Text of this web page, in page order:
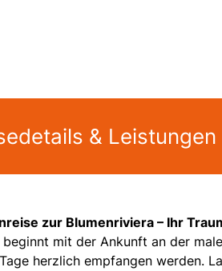
& Leistungen
zur Blumenriviera – Ihr
beginnt mit der Ankunft an der
herzlich empfangen werden.